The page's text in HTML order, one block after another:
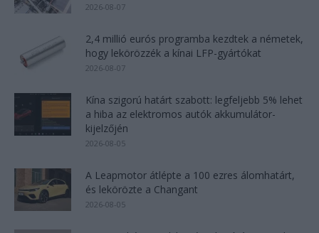
2026-08-07
2,4 millió eurós programba kezdtek a németek,
hogy lekörözzék a kínai LFP-gyártókat
2026-08-07
Kína szigorú határt szabott: legfeljebb 5% lehet
a hiba az elektromos autók akkumulátor-
kijelzőjén
2026-08-05
A Leapmotor átlépte a 100 ezres álomhatárt,
és lekörözte a Changant
2026-08-05